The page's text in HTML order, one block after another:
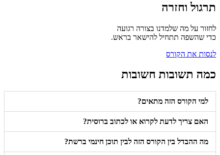
תרגול וחזרה
לחזור על מה שלמדנו בצורה רגועה
כדי שהשפה תתחיל להישאר בראש.
לנסות את הקורס
כמה תשובות חשובות
למי הקורס הזה מתאים?
האם צריך לדעת לקרוא או לכתוב ברוסית?
מה ההבדל בין הקורס הזה לבין תוכן חינמי ברשת?